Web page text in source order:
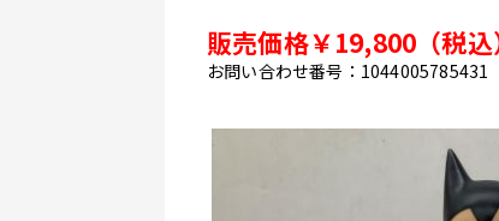
販売価格￥19,800（税込
お問い合わせ番号：1044005785431